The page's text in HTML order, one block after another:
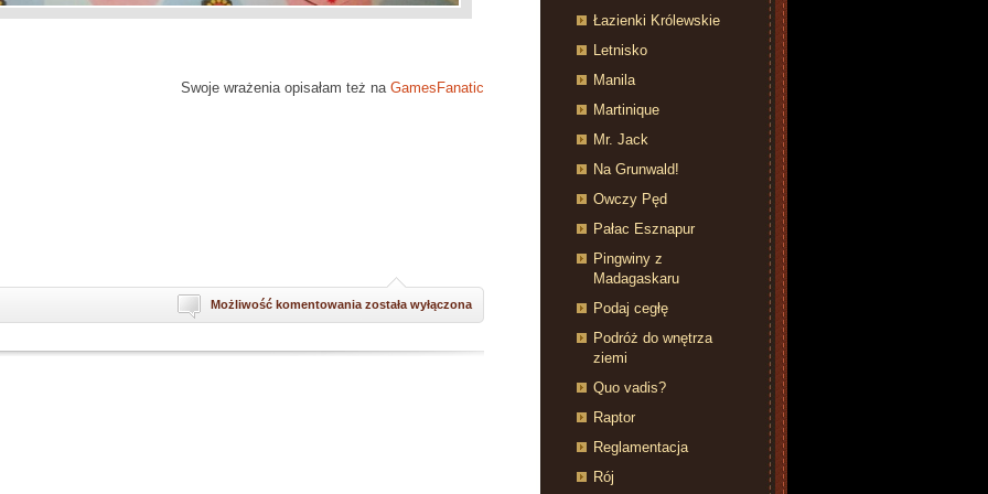
Swoje wrażenia opisałam też na GamesFanatic
Możliwość komentowania Infekcja
na
została wyłączona
Łazienki Królewskie
Letnisko
Manila
Martinique
Mr. Jack
Na Grunwald!
Owczy Pęd
Pałac Esznapur
Pingwiny z
Madagaskaru
Podaj cegłę
Podróż do wnętrza
ziemi
Quo vadis?
Raptor
Reglamentacja
Rój